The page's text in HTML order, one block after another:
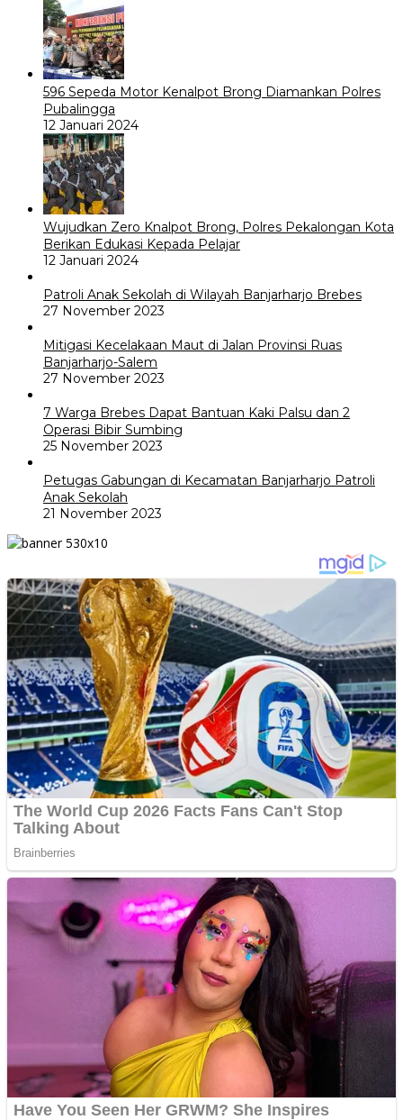
596 Sepeda Motor Kenalpot Brong Diamankan Polres
Pubalingga
12 Januari 2024
Wujudkan Zero Knalpot Brong, Polres Pekalongan Kota
Berikan Edukasi Kepada Pelajar
12 Januari 2024
Patroli Anak Sekolah di Wilayah Banjarharjo Brebes
27 November 2023
Mitigasi Kecelakaan Maut di Jalan Provinsi Ruas
Banjarharjo-Salem
27 November 2023
7 Warga Brebes Dapat Bantuan Kaki Palsu dan 2
Operasi Bibir Sumbing
25 November 2023
Petugas Gabungan di Kecamatan Banjarharjo Patroli
Anak Sekolah
21 November 2023